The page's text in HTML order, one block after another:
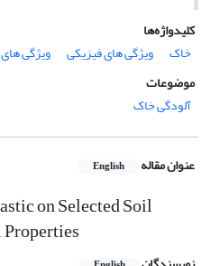
کلیدواژه‌ها
خاک
ویژگی های فیزیکی ویژگی
موضوعات
آلودگی خاک
عنوان مقاله English
on Selected Soil